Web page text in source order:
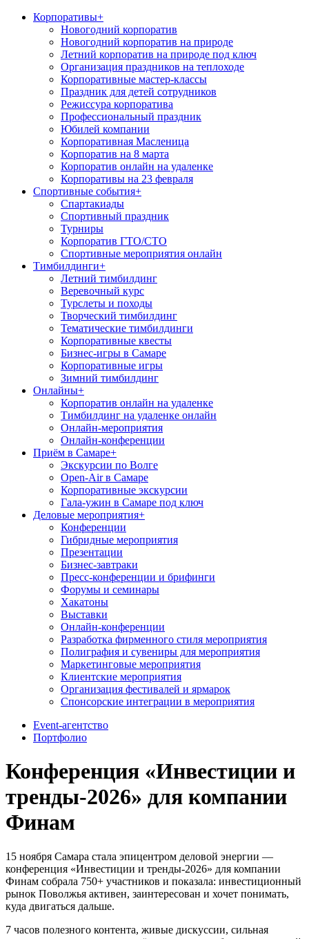
Корпоративы+
Новогодний корпоратив
Новогодний корпоратив на природе
Летний корпоратив на природе под ключ
Организация праздников на теплоходе
Корпоративные мастер-классы
Праздник для детей сотрудников
Режиссура корпоратива
Профессиональный праздник
Юбилей компании
Корпоративная Масленица
Корпоратив на 8 марта
Корпоратив онлайн на удаленке
Корпоративы на 23 февраля
Спортивные события+
Спартакиады
Спортивный праздник
Турниры
Корпоратив ГТО/СТО
Спортивные мероприятия онлайн
Тимбилдинги+
Летний тимбилдинг
Веревочный курс
Турслеты и походы
Творческий тимбилдинг
Тематические тимбилдинги
Корпоративные квесты
Бизнес-игры в Самаре
Корпоративные игры
Зимний тимбилдинг
Онлайны+
Корпоратив онлайн на удаленке
Тимбилдинг на удаленке онлайн
Онлайн-мероприятия
Онлайн-конференции
Приём в Самаре+
Экскурсии по Волге
Open-Air в Самаре
Корпоративные экскурсии
Гала-ужин в Самаре под ключ
Деловые мероприятия+
Конференции
Гибридные мероприятия
Презентации
Бизнес-завтраки
Пресс-конференции и брифинги
Форумы и семинары
Хакатоны
Выставки
Онлайн-конференции
Разработка фирменного стиля мероприятия
Полиграфия и сувениры для мероприятия
Маркетинговые мероприятия
Клиентские мероприятия
Организация фестивалей и ярмарок
Спонсорские интеграции в мероприятия
Event-агентство
Портфолио
Конференция «Инвестиции и
тренды-2026» для компании
Финам
15 ноября Самара стала эпицентром деловой энергии —
конференция «Инвестиции и тренды-2026» для компании
Финам собрала 750+ участников и показала: инвестиционный
рынок Поволжья активен, заинтересован и хочет понимать,
куда двигаться дальше.
7 часов полезного контента, живые дискуссии, сильная